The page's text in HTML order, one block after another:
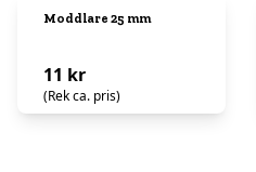
Moddlare 25 mm
11 kr
(Rek ca. pris)